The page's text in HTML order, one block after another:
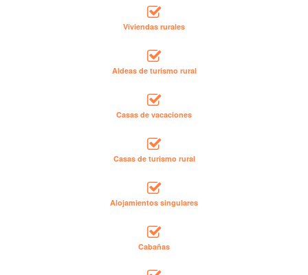
Viviendas rurales
Aldeas de turismo rural
Casas de vacaciones
Casas de turismo rural
Alojamientos singulares
Cabañas